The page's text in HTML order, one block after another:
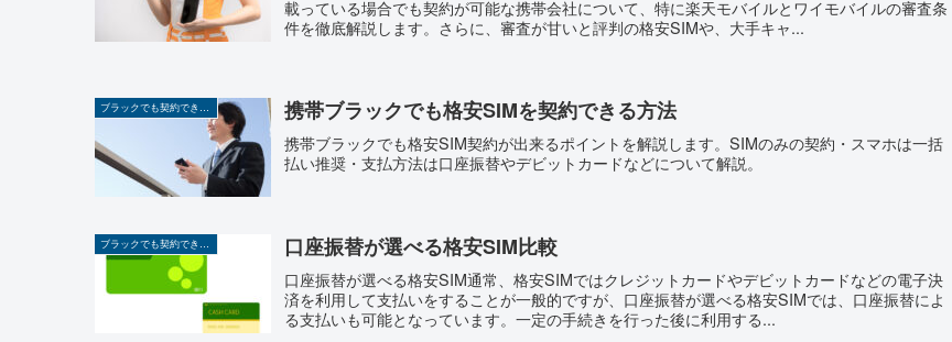
載っている場合でも契約が可能な携帯会社について、特に楽天モバイルとワイモバイルの審査条
件を徹底解説します。さらに、審査が甘いと評判の格安SIMや、大手キャ...
ブラックでも契約できる携帯 携帯ブラックでも格安SIMを契約できる方法
携帯ブラックでも格安SIM契約が出来るポイントを解説します。SIMのみの契約・スマホは一括
払い推奨・支払方法は口座振替やデビットカードなどについて解説。
ブラックでも契約できる携帯 口座振替が選べる格安SIM比較
口座振替が選べる格安SIM通常、格安SIMではクレジットカードやデビットカードなどの電子決
済を利用して支払いをすることが一般的ですが、口座振替が選べる格安SIMでは、口座振替によ
る支払いも可能となっています。一定の手続きを行った後に利用する...